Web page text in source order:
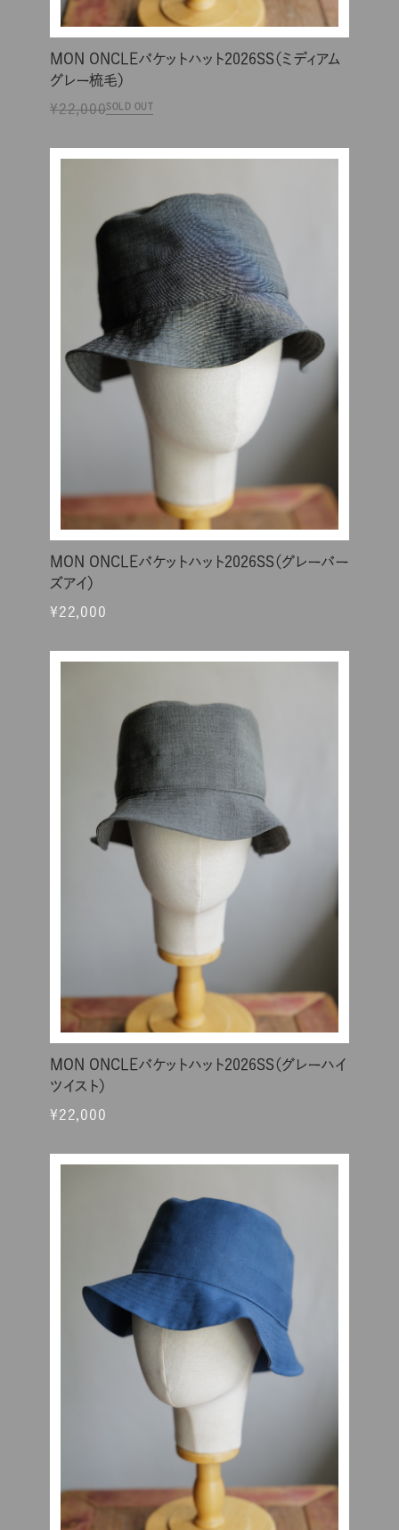
MON ONCLEバケットハット2026SS（ミディアム
グレー梳毛）
¥22,000SOLD OUT
MON ONCLEバケットハット2026SS（グレーバー
ズアイ）
¥22,000
MON ONCLEバケットハット2026SS（グレーハイ
ツイスト）
¥22,000